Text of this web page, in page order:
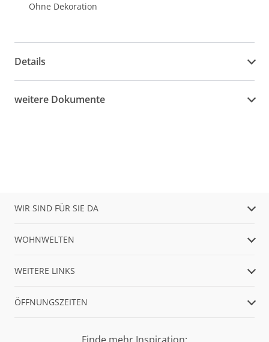
Ohne Dekoration
Details
weitere Dokumente
WIR SIND FÜR SIE DA
WOHNWELTEN
WEITERE LINKS
ÖFFNUNGSZEITEN